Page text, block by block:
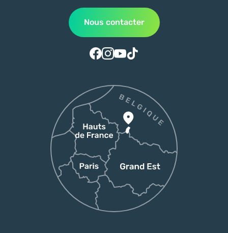
Nous contacter
Suivez-nous sur Facebook
Suivez-nous sur Instagram
Suivez-nous sur Youtube
Suivez-nous sur Tiktok